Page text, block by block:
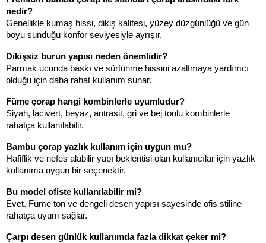
nedir?
Genellikle kumaş hissi, dikiş kalitesi, yüzey düzgünlüğü ve gün
boyu sunduğu konfor seviyesiyle ayrışır.
Dikişsiz burun yapısı neden önemlidir?
Parmak ucunda baskı ve sürtünme hissini azaltmaya yardımcı
olduğu için daha rahat kullanım sunar.
Füme çorap hangi kombinlerle uyumludur?
Siyah, lacivert, beyaz, antrasit, gri ve bej tonlu kombinlerle
rahatça kullanılabilir.
Bambu çorap yazlık kullanım için uygun mu?
Hafiflik ve nefes alabilir yapı beklentisi olan kullanıcılar için yazlık
kullanıma uygun bir seçenektir.
Bu model ofiste kullanılabilir mi?
Evet. Füme ton ve dengeli desen yapısı sayesinde ofis stiline
rahatça uyum sağlar.
Çarpı desen günlük kullanımda fazla dikkat çeker mi?